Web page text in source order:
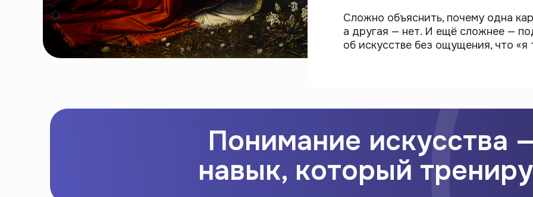
Сложно объяснить, почему одна
а другая — нет. И ещё сложнее —
об искусстве без ощущения, что «я
Понимание искусства
навык, который